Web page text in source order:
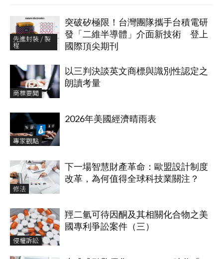
先進封裝 / 製
程
突破矽極限！台灣團隊攜手台積電研
發「二維半導體」介面新技術 登上
國際頂尖期刊
商標要聞
以三判決談英文商標與識別性認定之
朗讀考量
專家觀點
2026年美國經濟晴雨表
修法
下一場智慧財產革命：歐盟設計制度
改革，為何值得全球科技業關注？
侵權訴訟
羥二氫可待因酮及其相關化合物之美
國專利爭訟案件（三）